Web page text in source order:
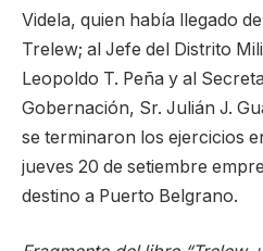
Videla, quien había llegado
Trelew; al Jefe del Distrito
Leopoldo T. Peña y al
Gobernación, Sr. Julián J.
se terminaron los ejercicios
jueves 20 de setiembre
destino a Puerto Belgrano.